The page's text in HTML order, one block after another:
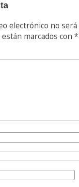
electrónico no será
marcados con *